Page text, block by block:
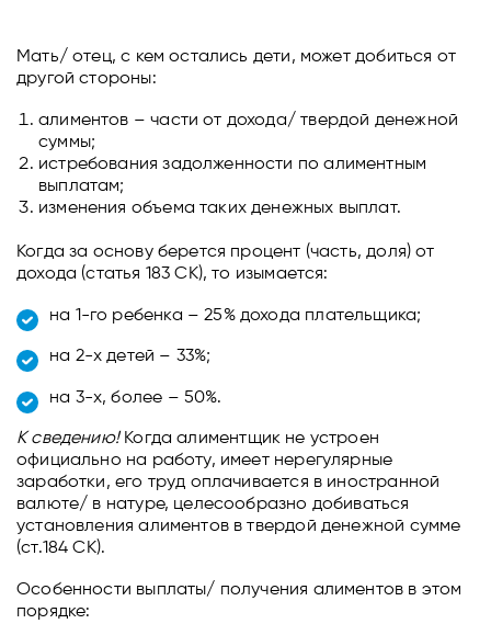
Мать/ отец, с кем остались дети, может добиться от
другой стороны:
алиментов – части от дохода/ твердой денежной
суммы;
истребования задолженности по алиментным
выплатам;
изменения объема таких денежных выплат.
Когда за основу берется процент (часть, доля) от
дохода (статья 183 СК), то изымается:
на 1-го ребенка – 25% дохода плательщика;
на 2-х детей – 33%;
на 3-х, более – 50%.
К сведению!Когда алиментщик не устроен
официально на работу, имеет нерегулярные
заработки, его труд оплачивается в иностранной
валюте/ в натуре, целесообразно добиваться
установления алиментов в твердой денежной сумме
(ст.184 СК).
Особенности выплаты/ получения алиментов в этом
порядке: